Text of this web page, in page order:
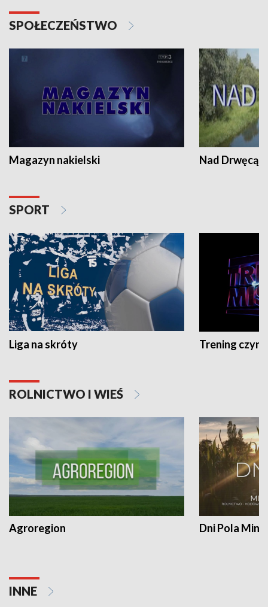
SPOŁECZEŃSTWO
Magazyn nakielski Nad Drwęcą
SPORT
Liga na skróty Trening czyni
ROLNICTWO I WIEŚ
Agroregion Dni Pola
INNE